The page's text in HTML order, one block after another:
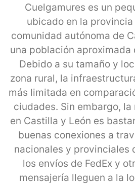
Cuelgamures es un
ubicado en la provincia
comunidad autónoma de
una población aproximada
Debido a su tamaño y
zona rural, la
más limitada en
ciudades. Sin embargo,
en Castilla y León es
buenas conexiones a
nacionales y provinciales
los envíos de FedEx y
mensajería lleguen a la